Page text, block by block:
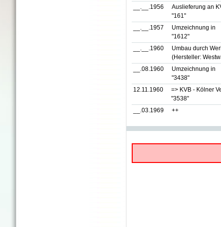
__.__.1956
Auslieferung an
"161"
__.__.1957
Umzeichnung in
"1612"
__.__.1960
Umbau durch
(Hersteller:
__.08.1960
Umzeichnung in
"3438"
12.11.1960
=> KVB - Kölner
"3538"
__.03.1969
++